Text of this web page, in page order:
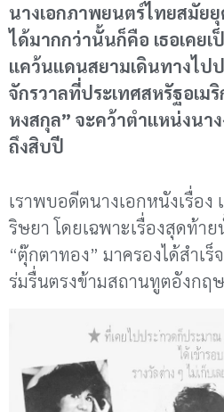
นางเอกภาพยนตร์ไทยสมัย
ได้มากกว่านั้นก็คือ เธอเคย
แคว้นแดนสยามเดินทางไป
จักรวาลที่ประเทศสหรัฐอเม
หงสกุล” จะคว้าตำแหน่งนา
ถึงสิบปี
เราพบอดีตนางเอกหนังเรื่อง
ริษยา โดยเฉพาะเรื่องสุดท้าย
“ตุ๊กตาทอง” มาครองได้สำเ
ร่มรื่นตรงข้ามสถานทูตอังกฤ